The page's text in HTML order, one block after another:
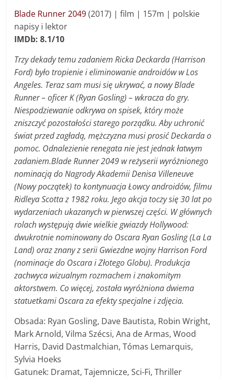
Blade Runner 2049(2017) | film | 157m | polskie
napisy i lektor
IMDb: 8.1/10
Trzy dekady temu zadaniem Ricka Deckarda (Harrison
Ford) było tropienie i eliminowanie androidów w Los
Angeles. Teraz sam musi się ukrywać, a nowy Blade
Runner – oficer K (Ryan Gosling) – wkracza do gry.
Niespodziewanie odkrywa on spisek, który może
zniszczyć pozostałości starego porządku. Aby uchronić
świat przed zagładą, mężczyzna musi prosić Deckarda o
pomoc. Odnalezienie renegata nie jest jednak łatwym
zadaniem.Blade Runner 2049 w reżyserii wyróżnionego
nominacją do Nagrody Akademii Denisa Villeneuve
(Nowy początek) to kontynuacja Łowcy androidów, filmu
Ridleya Scotta z 1982 roku. Jego akcja toczy się 30 lat po
wydarzeniach ukazanych w pierwszej części. W głównych
rolach występują dwie wielkie gwiazdy Hollywood:
dwukrotnie nominowany do Oscara Ryan Gosling (La La
Land) oraz znany z serii Gwiezdne wojny Harrison Ford
(nominacje do Oscara i Złotego Globu). Produkcja
zachwyca wizualnym rozmachem i znakomitym
aktorstwem. Co więcej, została wyróżniona dwiema
statuetkami Oscara za efekty specjalne i zdjęcia.
Obsada: Ryan Gosling, Dave Bautista, Robin Wright,
Mark Arnold, Vilma Szécsi, Ana de Armas, Wood
Harris, David Dastmalchian, Tómas Lemarquis,
Sylvia Hoeks
Gatunek: Dramat, Tajemnicze, Sci-Fi, Thriller